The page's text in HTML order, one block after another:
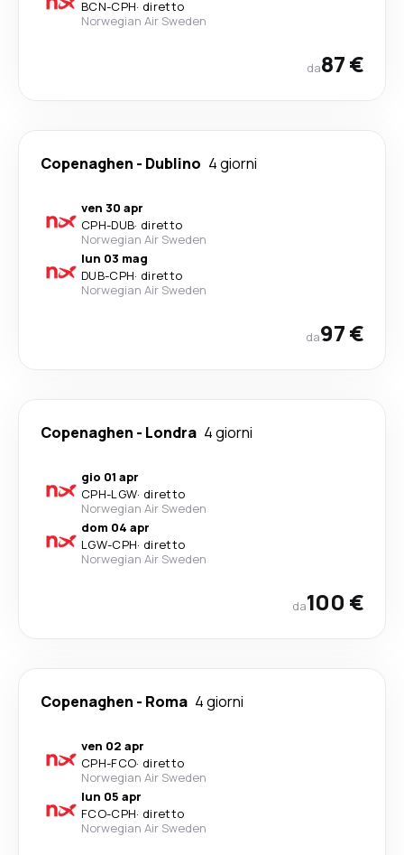
BCN-CPH· diretto
Norwegian Air Sweden
da87 €
Copenaghen - Dublino 4 giorni
ven 30 apr
CPH-DUB· diretto
Norwegian Air Sweden
lun 03 mag
DUB-CPH· diretto
Norwegian Air Sweden
da97 €
Copenaghen - Londra 4 giorni
gio 01 apr
CPH-LGW· diretto
Norwegian Air Sweden
dom 04 apr
LGW-CPH· diretto
Norwegian Air Sweden
da100 €
Copenaghen - Roma 4 giorni
ven 02 apr
CPH-FCO· diretto
Norwegian Air Sweden
lun 05 apr
FCO-CPH· diretto
Norwegian Air Sweden